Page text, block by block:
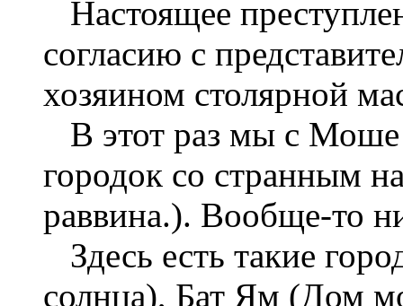
Настоящее
согласию с
хозяином столярной
В этот раз мы с Моше
городок со странным
раввина.). Вообще-то
Здесь есть такие
солнца), Бат Ям (Дом